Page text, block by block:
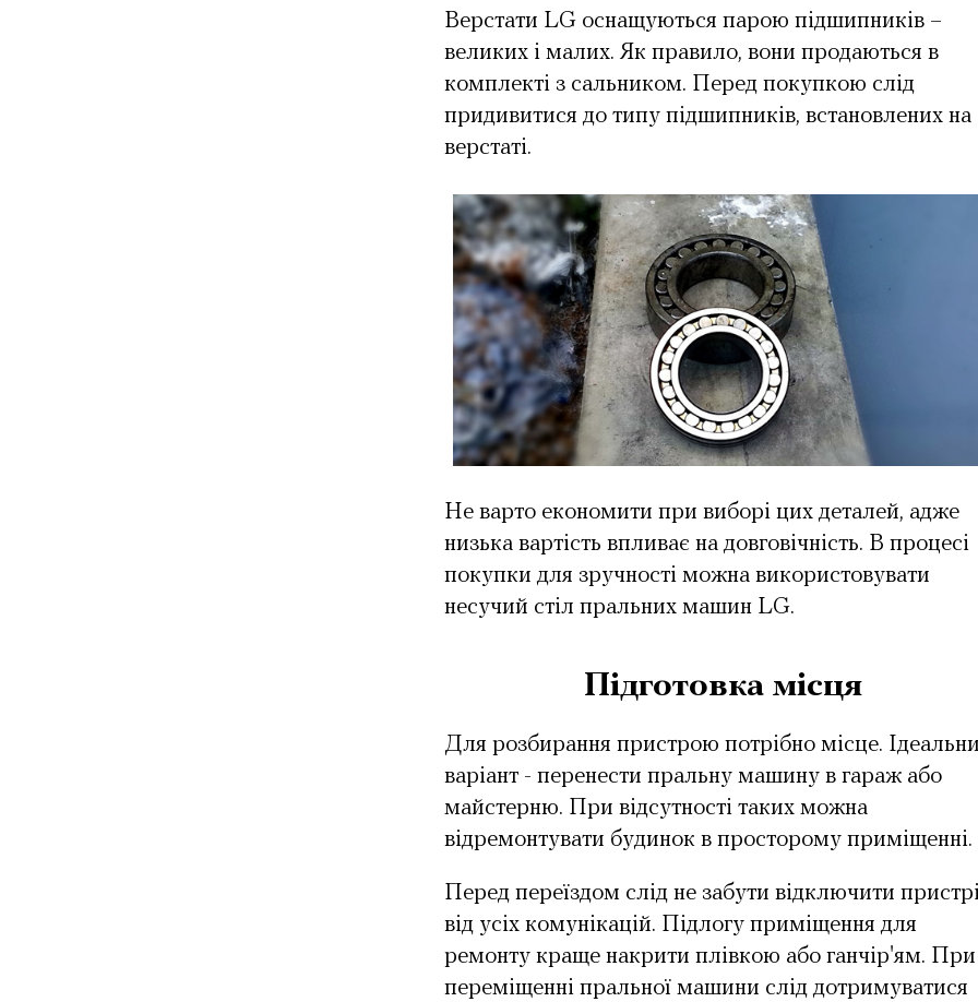
Верстати LG оснащуються парою підшипників –
великих і малих. Як правило, вони продаються в
комплекті з сальником. Перед покупкою слід
придивитися до типу підшипників, встановлених на
верстаті.
Не варто економити при виборі цих деталей, адже
низька вартість впливає на довговічність. В процесі
покупки для зручності можна використовувати
несучий стіл пральних машин LG.
Підготовка місця
Для розбирання пристрою потрібно місце.
варіант - перенести пральну машину в гараж або
майстерню. При відсутності таких можна
відремонтувати будинок в просторому приміщенні.
Перед переїздом слід не забути відключити
від усіх комунікацій. Підлогу приміщення для
ремонту краще накрити плівкою або ганчір'ям. При
переміщенні пральної машини слід дотримуватися